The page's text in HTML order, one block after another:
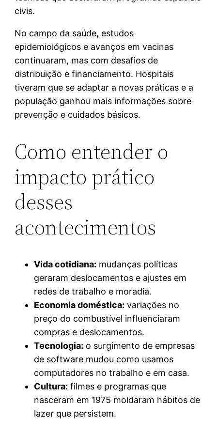
civis.
No campo da saúde, estudos
epidemiológicos e avanços em vacinas
continuaram, mas com desafios de
distribuição e financiamento. Hospitais
tiveram que se adaptar a novas práticas e a
população ganhou mais informações sobre
prevenção e cuidados básicos.
Como entender o
impacto prático
desses
acontecimentos
Vida cotidiana: mudanças políticas
geraram deslocamentos e ajustes em
redes de trabalho e moradia.
Economia doméstica: variações no
preço do combustível influenciaram
compras e deslocamentos.
Tecnologia: o surgimento de empresas
de software mudou como usamos
computadores no trabalho e em casa.
Cultura: filmes e programas que
nasceram em 1975 moldaram hábitos de
lazer que persistem.